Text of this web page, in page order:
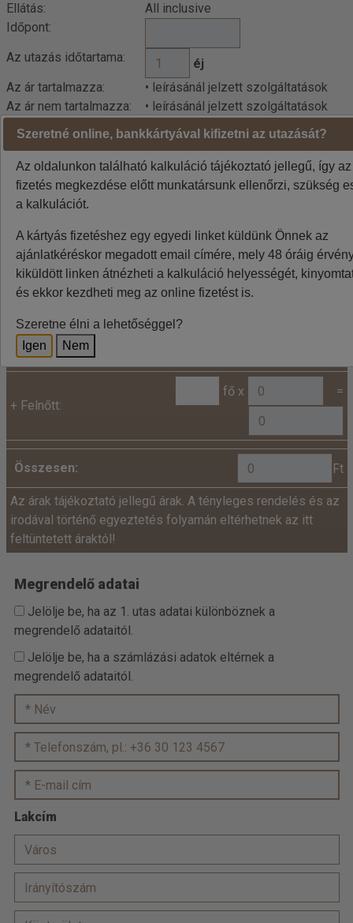
Ellátás:
All inclusive
Időpont:
Az utazás időtartama:
éj
Az ár tartalmazza:
• leírásánál jelzett szolgáltatások
Az ár nem tartalmazza:
• leírásánál jelzett szolgáltatások
Indulási városok jelentése: BUD=Budapest DEB=Debrecen
BTS=Pozsony, VIE=Bécs
A weboldalon látható áraknál az euró / forint árfolyam
ingadozása miatt eltérések lehetnek, a pontos végleges
Kalkuláció
szíveskedjenek!
Ár:
+ Felnőtt:
fő x =
Összesen: Ft
Az árak tájékoztató jellegű árak. A tényleges rendelés és az
irodával történő egyeztetés folyamán eltérhetnek az itt
feltüntetett áraktól!
Megrendelő adatai
Jelölje be, ha az 1. utas adatai különböznek a
megrendelő adataitól.
Jelölje be, ha a számlázási adatok eltérnek a
megrendelő adataitól.
Lakcím
Szeretné online, bankkártyával kifizetni az utazását?
Az oldalunkon található kalkuláció tájékoztató jellegű, így
fizetés megkezdése előtt munkatársunk ellenőrzi, szükség
a kalkulációt.
A kártyás fizetéshez egy egyedi linket küldünk Önnek az
ajánlatkéréskor megadott email címére, mely 48 óráig
kiküldött linken átnézheti a kalkuláció helyességét,
és ekkor kezdheti meg az online fizetést is.
Szeretne élni a lehetőséggel?
Igen
Nem